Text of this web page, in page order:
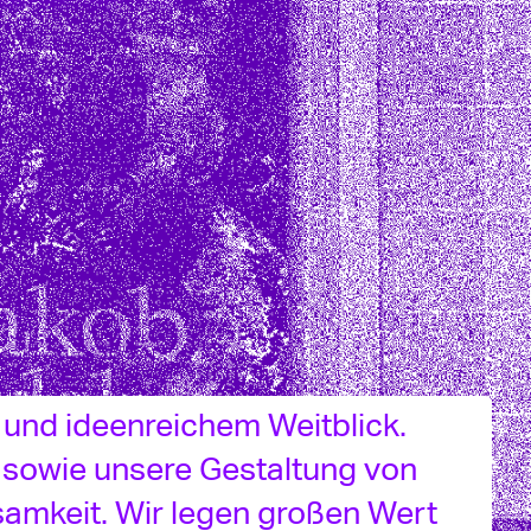
ideenreichem Weitblick.
unsere Gestaltung von
Wir legen großen Wert
Current
#46: Florentine
Nadolny & das
Museum der
#45: Oliver
das Dummy
#44: Kobi
#43: Lisa Marei
Schmidt /
Museum
#42: Klasse
#41: Sean
#40: Jesko
und die
#39: Adam
die An-Akademie
#38 Francis
#37 @ pro qm
#36: The Crown